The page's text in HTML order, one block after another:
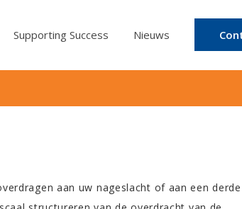
Supporting Success Nieuws
aan uw nageslacht of aan een